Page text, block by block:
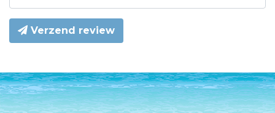
Verzend review